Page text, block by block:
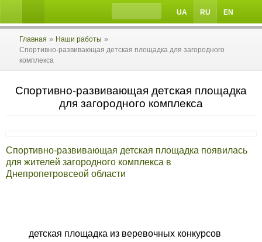
UA RU EN
Главная » Наши работы »
Спортивно-развивающая детская площадка для загородного
комплекса
Спортивно-развивающая детская площадка
для загородного комплекса
Спортивно-развивающая детская площадка появилась
для жителей загородного комплекса в
Днепропетровсеой области
детская площадка из веревочных конкурсов